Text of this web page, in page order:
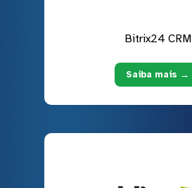
Bitrix24 CRM
Saiba mais →